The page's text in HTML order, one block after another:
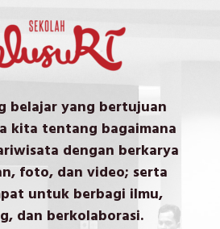
belajar yang bertujuan
kita tentang bagaimana
dengan berkarya
foto, dan video; serta
untuk berbagi ilmu,
dan berkolaborasi.